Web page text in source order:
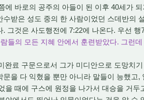
에 바로의 공주의 아들이 된 이후 40세가
수받은 성도 중의 한 사람이었던 스데반의
그것은 사도행전에 7:22에 나온다. 우선
들의 모든 지혜 안에서 훈련받았다. 그런
완료 구문으로서 그가 미디안으로 도망치
문을 다 익혔을 뿐만 아니라 말들이 능했고
을 때에 구스에 원정을 나가서 대승을 거